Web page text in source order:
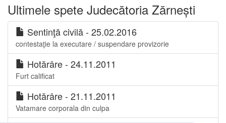
Ultimele spete Judecătoria Zărnești
Sentinţă civilă - 25.02.2016
contestaţie la executare / suspendare provizorie
Hotărâre - 24.11.2011
Furt calificat
Hotărâre - 21.11.2011
Vatamare corporala din culpa